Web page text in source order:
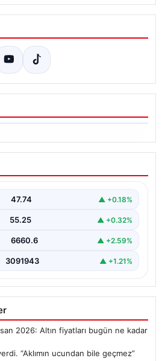
verdi. “Aklımın
47.74 ▲ +0.18%
55.25 ▲ +0.32%
6660.6 ▲ +2.59%
3091943 ▲ +1.21%
2026: Altın fiyatları bugün ne kadar
“Aklımın ucundan bile geçmez”